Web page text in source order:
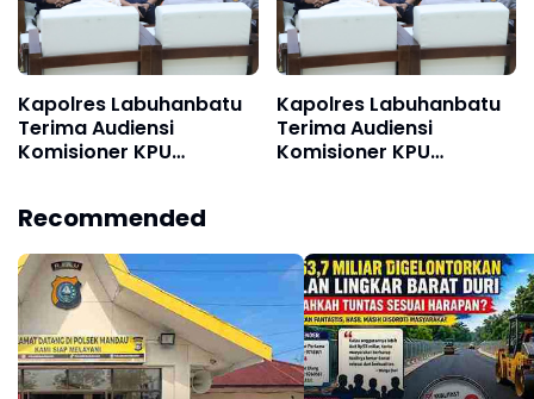
Kapolres Labuhanbatu
Terima Audiensi
Komisioner KPU
Kapolres Labuhanbatu
Terima Audiensi
Komisioner KPU
Recommended